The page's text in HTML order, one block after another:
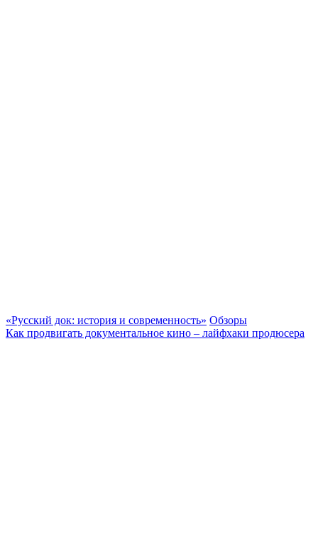
«Русский док: история и современность» Обзоры
Как продвигать документальное кино – лайфхаки продюсера